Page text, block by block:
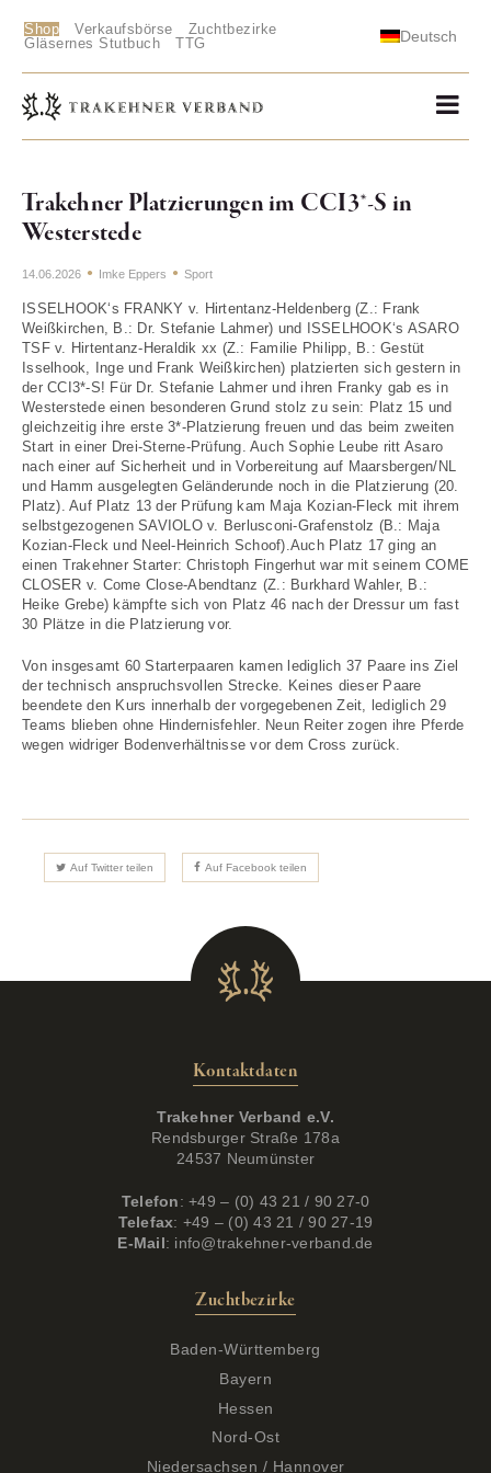
Shop Verkaufsbörse
Zuchtbezirke
Gläsernes Stutbuch
TTG Deutsch
Trakehner Platzierungen im CCI3*-S in
Westerstede
14.06.2026 Imke Eppers Sport
ISSELHOOK‘s FRANKY v. Hirtentanz-Heldenberg (Z.: Frank
Weißkirchen, B.: Dr. Stefanie Lahmer) und ISSELHOOK‘s ASARO
TSF v. Hirtentanz-Heraldik xx (Z.: Familie Philipp, B.: Gestüt
Isselhook, Inge und Frank Weißkirchen) platzierten sich gestern in
der CCI3*-S! Für Dr. Stefanie Lahmer und ihren Franky gab es in
Westerstede einen besonderen Grund stolz zu sein: Platz 15 und
gleichzeitig ihre erste 3*-Platzierung freuen und das beim zweiten
Start in einer Drei-Sterne-Prüfung. Auch Sophie Leube ritt Asaro
nach einer auf Sicherheit und in Vorbereitung auf Maarsbergen/NL
und Hamm ausgelegten Geländerunde noch in die Platzierung (20.
Platz). Auf Platz 13 der Prüfung kam Maja Kozian-Fleck mit ihrem
selbstgezogenen SAVIOLO v. Berlusconi-Grafenstolz (B.: Maja
Kozian-Fleck und Neel-Heinrich Schoof).Auch Platz 17 ging an
einen Trakehner Starter: Christoph Fingerhut war mit seinem COME
CLOSER v. Come Close-Abendtanz (Z.: Burkhard Wahler, B.:
Heike Grebe) kämpfte sich von Platz 46 nach der Dressur um fast
30 Plätze in die Platzierung vor.
Von insgesamt 60 Starterpaaren kamen lediglich 37 Paare ins Ziel
der technisch anspruchsvollen Strecke. Keines dieser Paare
beendete den Kurs innerhalb der vorgegebenen Zeit, lediglich 29
Teams blieben ohne Hindernisfehler. Neun Reiter zogen ihre Pferde
wegen widriger Bodenverhältnisse vor dem Cross zurück.
Auf Twitter teilen Auf Facebook teilen
Kontaktdaten
Trakehner Verband e.V.
Rendsburger Straße 178a
24537 Neumünster
Telefon: +49 – (0) 43 21 / 90 27-0
Telefax: +49 – (0) 43 21 / 90 27-19
E-Mail: info@trakehner-verband.de
Zuchtbezirke
Baden-Württemberg
Bayern
Hessen
Nord-Ost
Niedersachsen / Hannover